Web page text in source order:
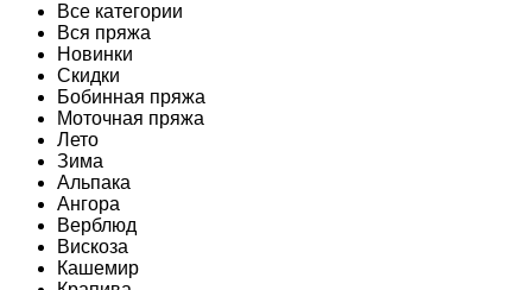
Все категории
Вся пряжа
Новинки
Скидки
Бобинная пряжа
Моточная пряжа
Лето
Зима
Альпака
Ангора
Верблюд
Вискоза
Кашемир